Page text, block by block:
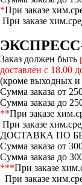
*При заказе
При заказе
Заказ должен быть
доставлен с 18.00
(кроме выходных
Сумма заказа от
Сумма заказа до
**При заказе
При заказе
ДОСТАВКА ПО
Сумма заказа от
Сумма заказа до
***При заказе
При заказе